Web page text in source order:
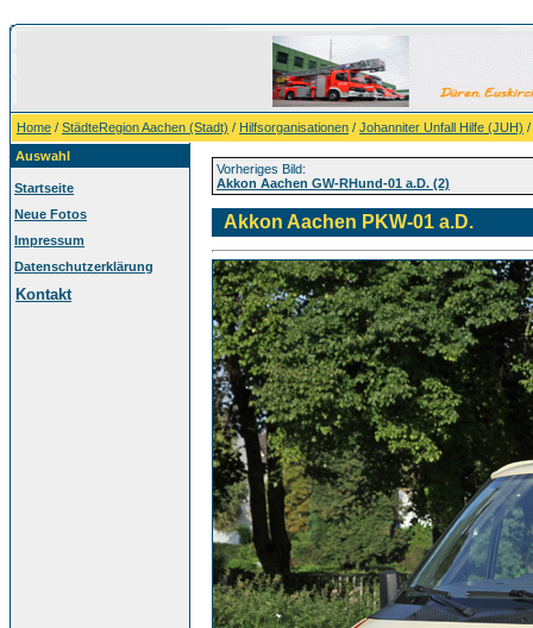
Home / StädteRegion Aachen (Stadt) / Hilfsorganisationen / Johanniter Unfall Hilfe (JUH) /
Auswahl
Startseite
Neue Fotos
Impressum
Datenschutzerklärung
Kontakt
Vorheriges Bild:
Akkon Aachen GW-RHund-01 a.D. (2)
Akkon Aachen PKW-01 a.D.